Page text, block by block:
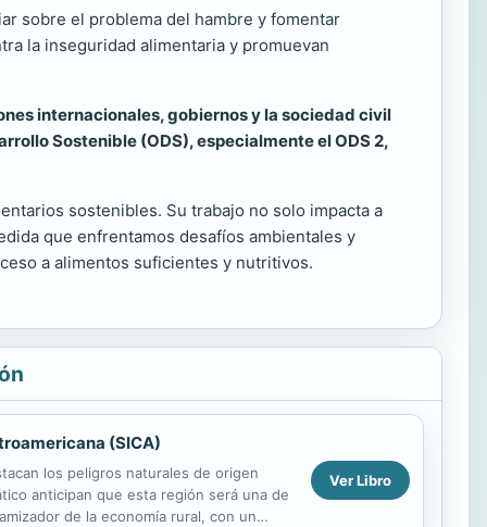
sobre el problema del hambre y fomentar
la inseguridad alimentaria y promuevan
internacionales, gobiernos y la sociedad civil
Sostenible (ODS), especialmente el ODS 2,
sostenibles. Su trabajo no solo impacta a
que enfrentamos desafíos ambientales y
a alimentos suficientes y nutritivos.
(SICA)
los peligros naturales de origen
anticipan que esta región será una de
de la economía rural, con un
Ver Libro